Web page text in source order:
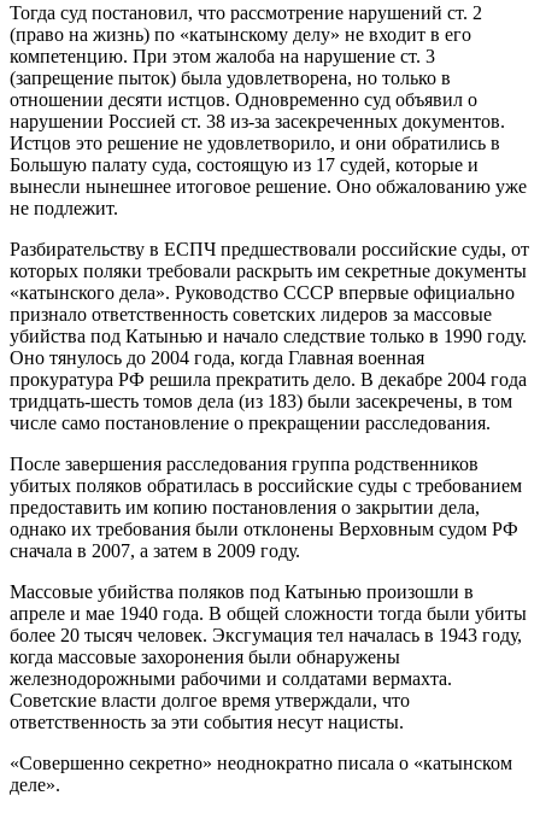
Тогда суд постановил, что рассмотрение нарушений ст. 2
(право на жизнь) по «катынскому делу» не входит в его
компетенцию. При этом жалоба на нарушение ст. 3
(запрещение пыток) была удовлетворена, но только в
отношении десяти истцов. Одновременно суд объявил о
нарушении Россией ст. 38 из-за засекреченных документов.
Истцов это решение не удовлетворило, и они обратились в
Большую палату суда, состоящую из 17 судей, которые и
вынесли нынешнее итоговое решение. Оно обжалованию уже
не подлежит.
Разбирательству в ЕСПЧ предшествовали российские суды, от
которых поляки требовали раскрыть им секретные документы
«катынского дела». Руководство СССР впервые официально
признало ответственность советских лидеров за массовые
убийства под Катынью и начало следствие только в 1990 году.
Оно тянулось до 2004 года, когда Главная военная
прокуратура РФ решила прекратить дело. В декабре 2004 года
тридцать-шесть томов дела (из 183) были засекречены, в том
числе само постановление о прекращении расследования.
После завершения расследования группа родственников
убитых поляков обратилась в российские суды с требованием
предоставить им копию постановления о закрытии дела,
однако их требования были отклонены Верховным судом РФ
сначала в 2007, а затем в 2009 году.
Массовые убийства поляков под Катынью произошли в
апреле и мае 1940 года. В общей сложности тогда были убиты
более 20 тысяч человек. Эксгумация тел началась в 1943 году,
когда массовые захоронения были обнаружены
железнодорожными рабочими и солдатами вермахта.
Советские власти долгое время утверждали, что
ответственность за эти события несут нацисты.
«Совершенно секретно» неоднократно писала о «катынском
деле».